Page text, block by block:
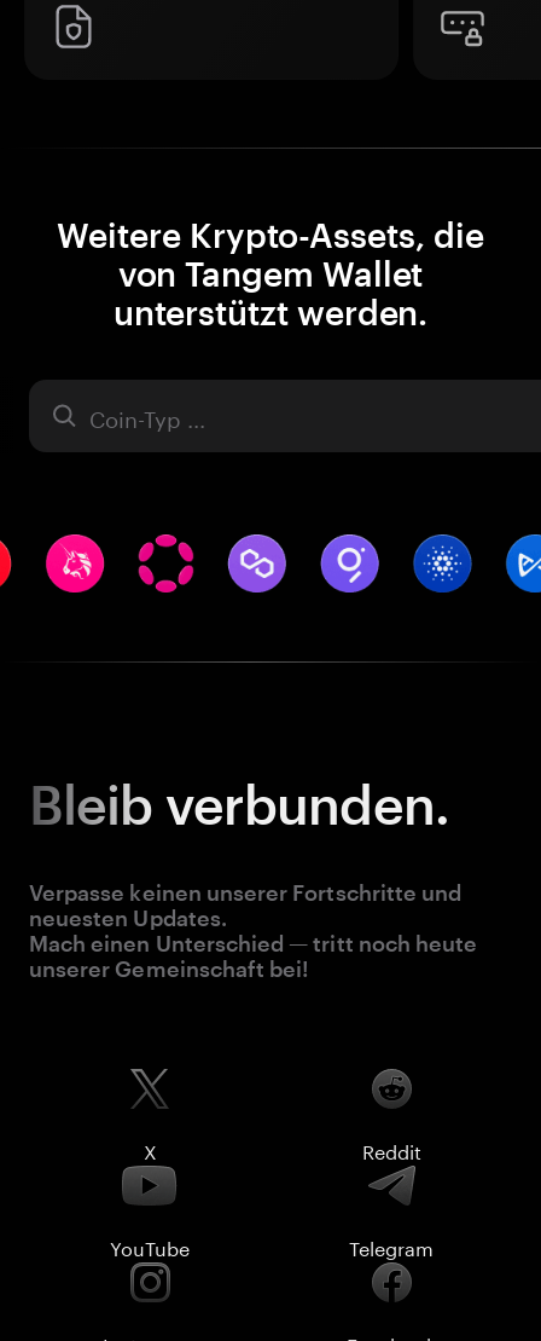
Weitere Krypto-Assets, die
von Tangem Wallet
unterstützt werden.
Asset
Bleib verbunden.
Verpasse keinen unserer Fortschritte und
neuesten Updates.
Mach einen Unterschied — tritt noch heute
unserer Gemeinschaft bei!
X Reddit
YouTube Telegram